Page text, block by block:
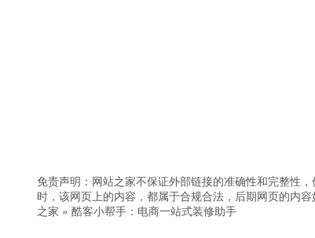
免责声明：网站之家不保证外部链接的准确性和完整性
时，该网页上的内容，都属于合规合法，后期网页的内
之家 » 酷客小帮手：电商一站式装修助手